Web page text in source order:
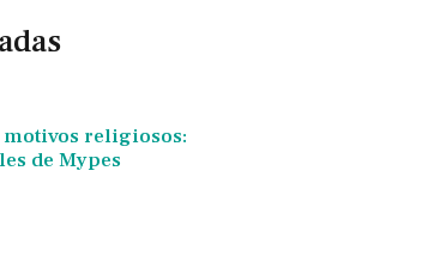
religiosos:
de Mypes